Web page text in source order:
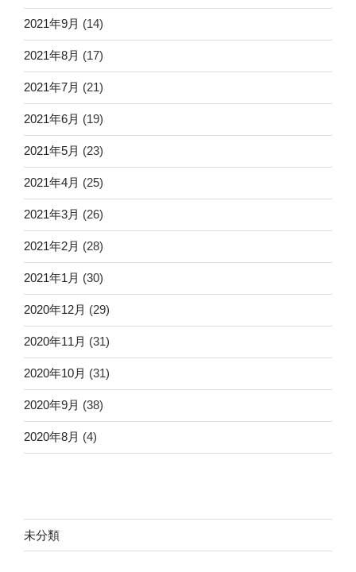
2021年9月 (14)
2021年8月 (17)
2021年7月 (21)
2021年6月 (19)
2021年5月 (23)
2021年4月 (25)
2021年3月 (26)
2021年2月 (28)
2021年1月 (30)
2020年12月 (29)
2020年11月 (31)
2020年10月 (31)
2020年9月 (38)
2020年8月 (4)
未分類